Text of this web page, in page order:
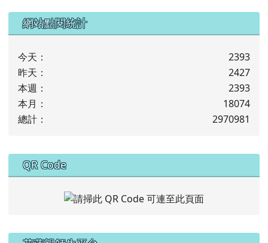
下中左區域內容
網站點閱統計
今天：
2393
昨天：
2427
本週：
2393
本月：
18074
總計：
2970981
下中右區域內容
QR Code